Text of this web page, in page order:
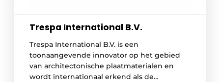
Trespa International B.V.
Trespa International B.V. is een
toonaangevende innovator op het gebied
van architectonische plaatmaterialen en
wordt internationaal erkend als de